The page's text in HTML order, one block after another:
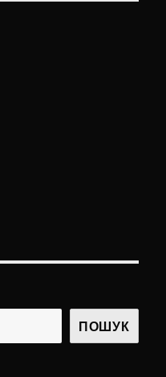
ПОШУК